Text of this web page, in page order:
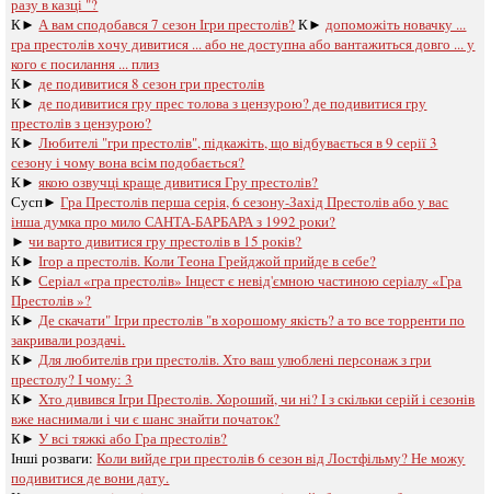
К► А вам сподобався 7 сезон Ігри престолів?К► допоможіть новачку ...
гра престолів хочу дивитися ... або не доступна або вантажиться довго ... у
кого є посилання ... плиз
К► де подивитися 8 сезон гри престолів
К► де подивитися гру прес толова з цензурою? де подивитися гру
престолів з цензурою?
К►Любителі "гри престолів", підкажіть, що відбувається в 9 серії 3
сезону і чому вона всім подобається?
К►якою озвучці краще дивитися Гру престолів?
Сусп►Гра Престолів перша серія, 6 сезону-Захід Престолів або у вас
інша думка про мило САНТА-БАРБАРА з 1992 роки?
►чи варто дивитися гру престолів в 15 років?
К►Ігор а престолів. Коли Теона Грейджой прийде в себе?
К►Серіал «гра престолів» Інцест є невід'ємною частиною серіалу «Гра
Престолів »?
К► Де скачати" Ігри престолів "в хорошому якість? а то все торренти по
закривали роздачі.
К► Для любителів гри престолів. Хто ваш улюблені персонаж з гри
престолу? І чому: 3
К► Хто дивився Ігри Престолів. Хороший, чи ні? І з скільки серій і сезонів
вже наснимали і чи є шанс знайти початок?
К►У всі тяжкі або Гра престолів?
Інші розваги: ​​Коли вийде гри престолів 6 сезон від Лостфільму? Не можу
подивитися де вони дату.